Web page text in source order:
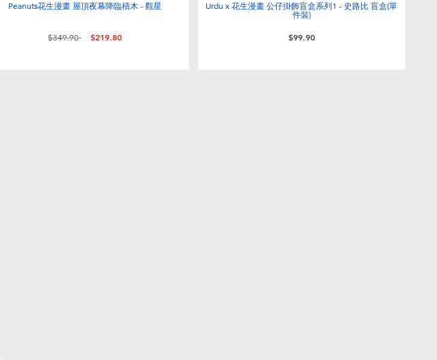
Peanuts花生漫畫 屋頂夜幕降臨積木 - 觀星
價格從
$349.90至 $219.80
Urdu x 花生漫畫 公仔掛飾盲盒系列1 - 史路比 盲盒(單
件裝)
$99.90